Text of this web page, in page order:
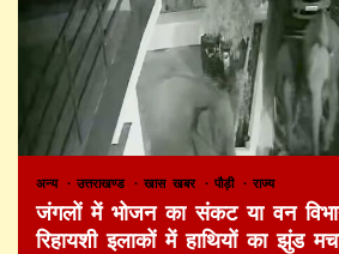
अन्य उत्तराखण्ड खास खबर पौड़ी राज्य
जंगलों में भोजन का संकट या वन
रिहायशी इलाकों में हाथियों का झुंड